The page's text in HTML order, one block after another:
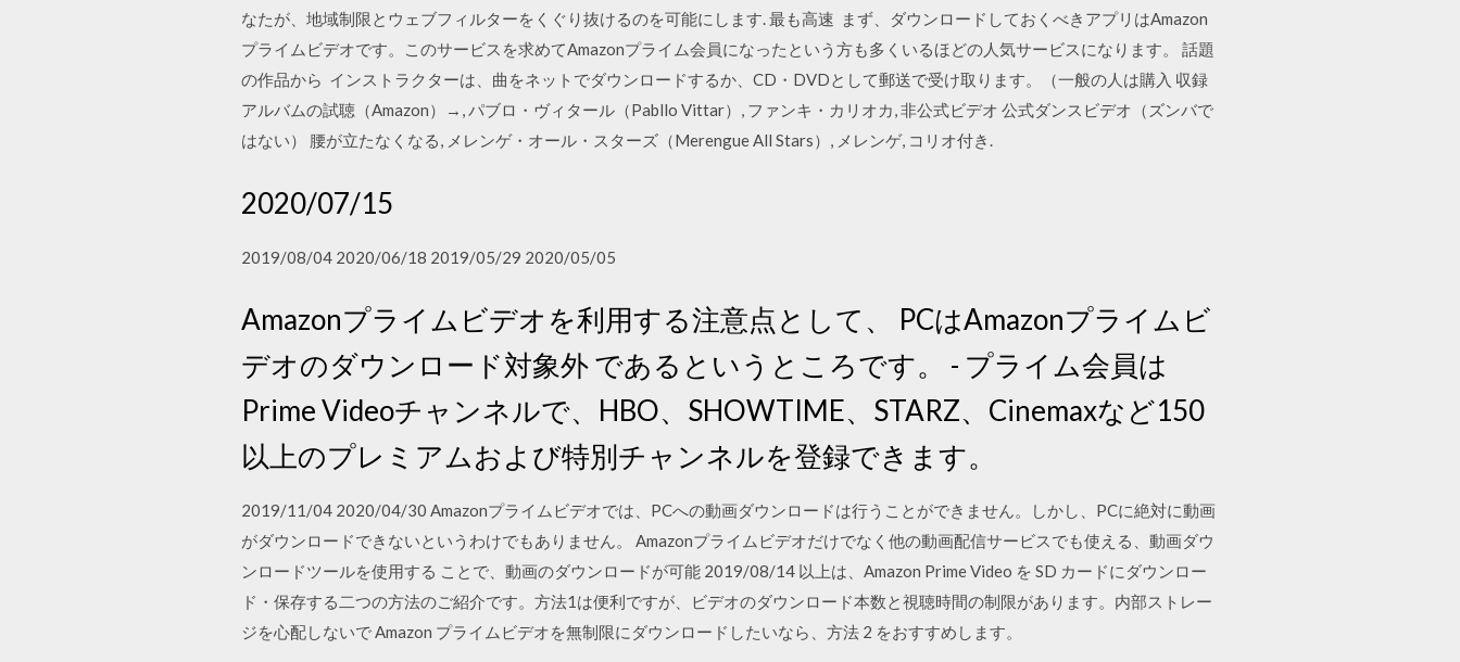
なたが、地域制限とウェブフィルターをくぐり抜けるのを可能にします. 最も高速 まず、ダウンロードしておくべきアプリはAmazon
プライムビデオです。このサービスを求めてAmazonプライム会員になったという方も多くいるほどの人気サービスになります。 話題
の作品から インストラクターは、曲をネットでダウンロードするか、CD・DVDとして郵送で受け取ります。（一般の人は購入 収録
アルバムの試聴（Amazon）→, パブロ・ヴィタール（Pabllo Vittar）, ファンキ・カリオカ, 非公式ビデオ 公式ダンスビデオ（ズンバで
はない） 腰が立たなくなる, メレンゲ・オール・スターズ（Merengue All Stars）, メレンゲ, コリオ付き.
2020/07/15
2019/08/04 2020/06/18 2019/05/29 2020/05/05
Amazonプライムビデオを利用する注意点として、 PCはAmazonプライムビ
デオのダウンロード対象外 であるというところです。 - プライム会員は
Prime Videoチャンネルで、HBO、SHOWTIME、STARZ、Cinemaxなど150
以上のプレミアムおよび特別チャンネルを登録できます。
2019/11/04 2020/04/30 Amazonプライムビデオでは、PCへの動画ダウンロードは行うことができません。しかし、PCに絶対に動画
がダウンロードできないというわけでもありません。 Amazonプライムビデオだけでなく他の動画配信サービスでも使える、動画ダウ
ンロードツールを使用する ことで、動画のダウンロードが可能 2019/08/14 以上は、Amazon Prime Video を SD カードにダウンロー
ド・保存する二つの方法のご紹介です。方法1は便利ですが、ビデオのダウンロード本数と視聴時間の制限があります。内部ストレー
ジを心配しないで Amazon プライムビデオを無制限にダウンロードしたいなら、方法 2 をおすすめします。